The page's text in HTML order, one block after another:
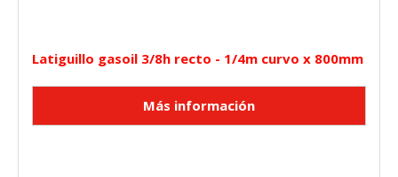
Latiguillo gasoil 3/8h recto - 1/4m curvo x 800mm